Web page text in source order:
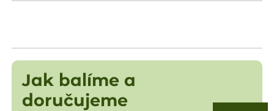
Jak balíme a
doručujeme